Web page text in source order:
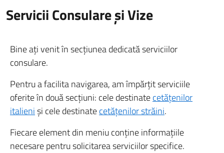
Servicii Consulare și Vize
Bine ați venit în secțiunea dedicată serviciilor
consulare.
Pentru a facilita navigarea, am împărțit serviciile
oferite în două secțiuni: cele destinatecetățenilor
italieniși cele destinatecetățenilor străini.
Fiecare element din meniu conține informațiile
necesare pentru solicitarea serviciilor specifice.